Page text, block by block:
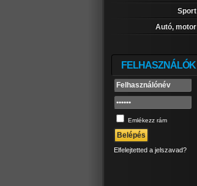
Sport
Autó, motor
FELHASZNÁLÓK
Emlékezz rám
Elfelejtetted a jelszavad?